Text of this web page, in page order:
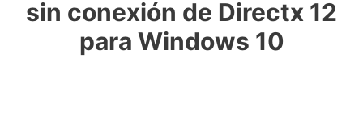
sin conexión de Directx 12
para Windows 10